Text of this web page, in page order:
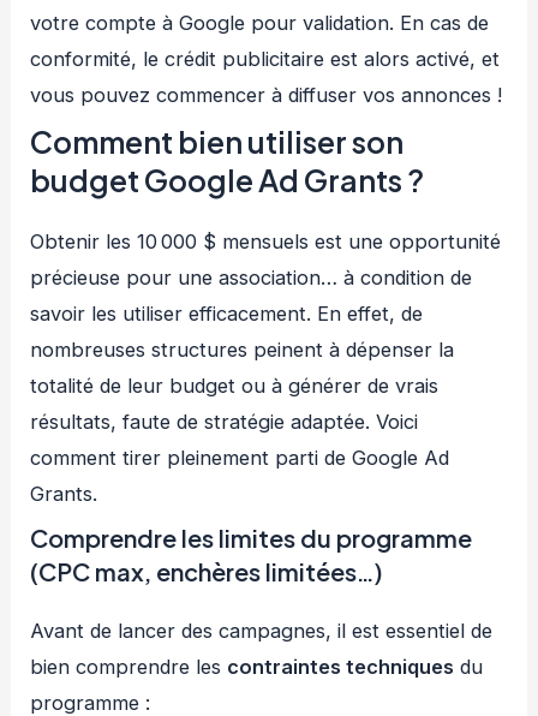
votre compte à Google pour validation. En cas de
conformité, le crédit publicitaire est alors activé, et
vous pouvez commencer à diffuser vos annonces !
Comment bien utiliser son
budget Google Ad Grants ?
Obtenir les 10 000 $ mensuels est une opportunité
précieuse pour une association… à condition de
savoir les utiliser efficacement. En effet, de
nombreuses structures peinent à dépenser la
totalité de leur budget ou à générer de vrais
résultats, faute de stratégie adaptée. Voici
comment tirer pleinement parti de Google Ad
Grants.
Comprendre les limites du programme
(CPC max, enchères limitées…)
Avant de lancer des campagnes, il est essentiel de
bien comprendre les contraintes techniques du
programme :